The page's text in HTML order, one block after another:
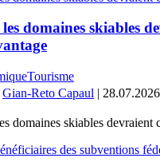
domaines skiables
Tourisme
Gian-Reto Capaul | 28.07.2026